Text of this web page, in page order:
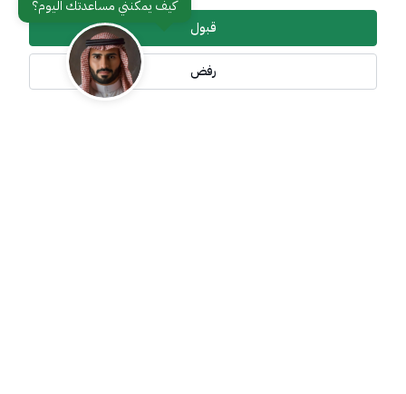
تواصل معنا أدوات الإتاحة وامكانية الوصول
قبول
رفض